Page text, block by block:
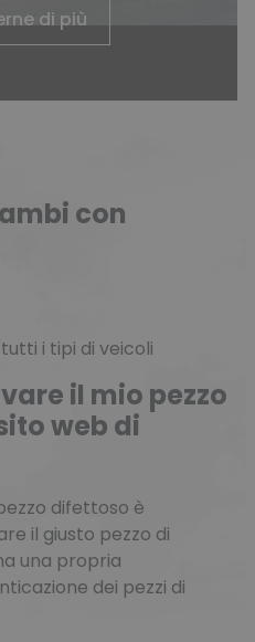
di più
con
i tipi di veicoli
il mio pezzo
web di
difettoso è
il giusto pezzo di
una propria
dei pezzi di